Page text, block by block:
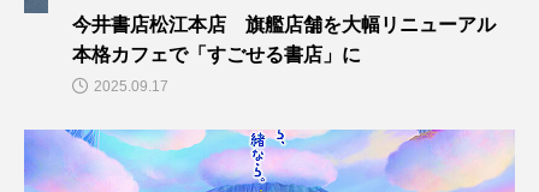
今井書店松江本店 旗艦店舗を大幅リニューアル
本格カフェで「すごせる書店」に
2025.09.17